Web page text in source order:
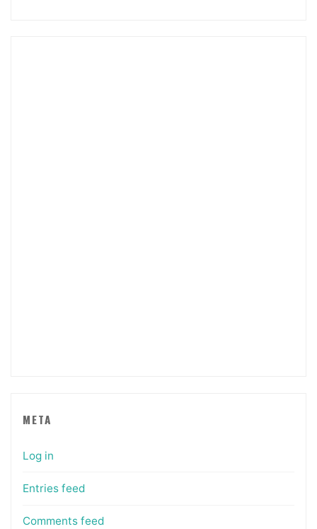
META
Log in
Entries feed
Comments feed